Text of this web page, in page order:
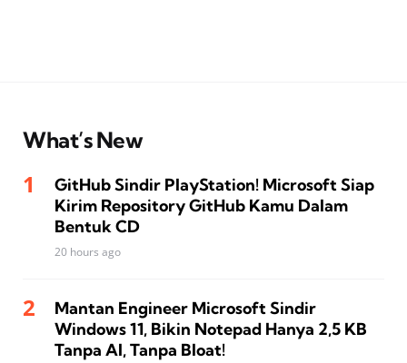
What’s New
GitHub Sindir PlayStation! Microsoft Siap
Kirim Repository GitHub Kamu Dalam
Bentuk CD
20 hours ago
Mantan Engineer Microsoft Sindir
Windows 11, Bikin Notepad Hanya 2,5 KB
Tanpa AI, Tanpa Bloat!